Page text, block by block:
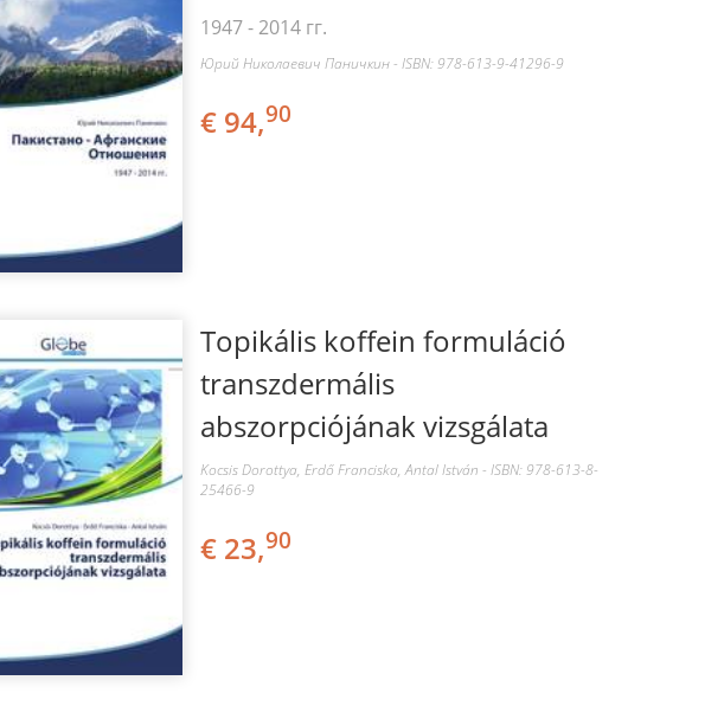
1947 - 2014 гг.
Юрий Николаевич Паничкин - ISBN: 978-613-9-41296-9
€ 94,90
Topikális koffein formuláció
transzdermális
abszorpciójának vizsgálata
Kocsis Dorottya, Erdő Franciska, Antal István - ISBN: 978-613-8-
25466-9
€ 23,90